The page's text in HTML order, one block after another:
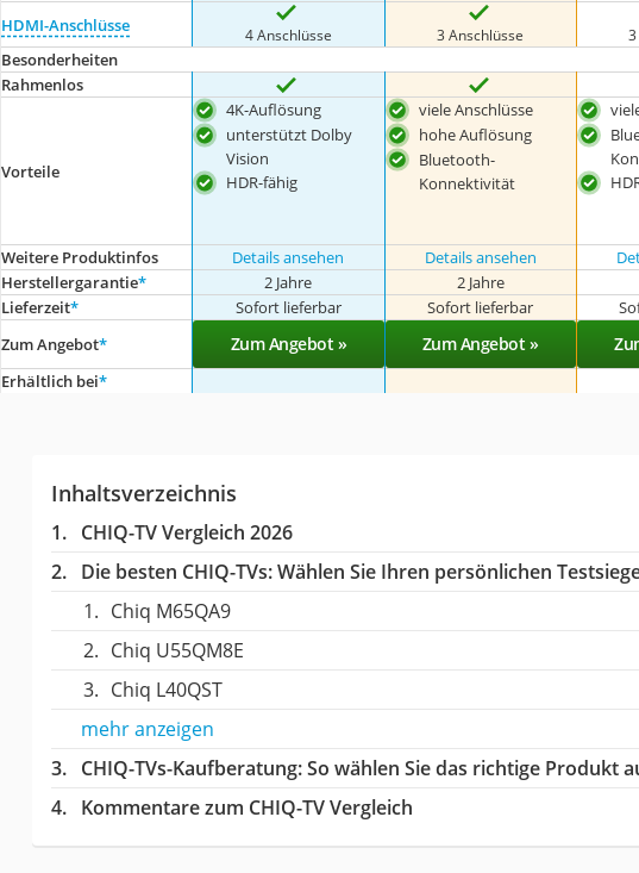
HDMI-Anschlüsse 4 Anschlüsse 3 Anschlüsse
Besonderheiten
Rahmenlos
Vorteile
4K-Auflösung
unterstützt Dolby
Vision
HDR-fähig
viele Anschlüsse
hohe Auflösung
Bluetooth-
Konnektivität
Weitere Produktinfos Details ansehen Details ansehen
Herstellergarantie* 2 Jahre 2 Jahre
Lieferzeit* Sofort lieferbar Sofort lieferbar
Zum Angebot* Zum Angebot » Zum Angebot »
Erhältlich bei*
Inhaltsverzeichnis
CHIQ-TV Vergleich 2026
Die besten CHIQ-TVs:Wählen Sie Ihren persönlichen
Chiq M65QA9
Chiq U55QM8E
Chiq L40QST
mehr anzeigen
CHIQ-TVs-Kaufberatung: So wählen Sie das richtige Produkt
Kommentare zum CHIQ-TV Vergleich